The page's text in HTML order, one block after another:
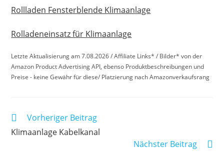
Rollladen Fensterblende Klimaanlage
Rolladeneinsatz für Klimaanlage
Letzte Aktualisierung am 7.08.2026 / Affiliate Links* / Bilder* von der
Amazon Product Advertising API, ebenso Produktbeschreibungen und
Preise - keine Gewähr für diese/ Platzierung nach Amazonverkaufsrang
Weitere
Artikel
ansehen
Vorheriger Beitrag
Klimaanlage Kabelkanal
Nächster Beitrag